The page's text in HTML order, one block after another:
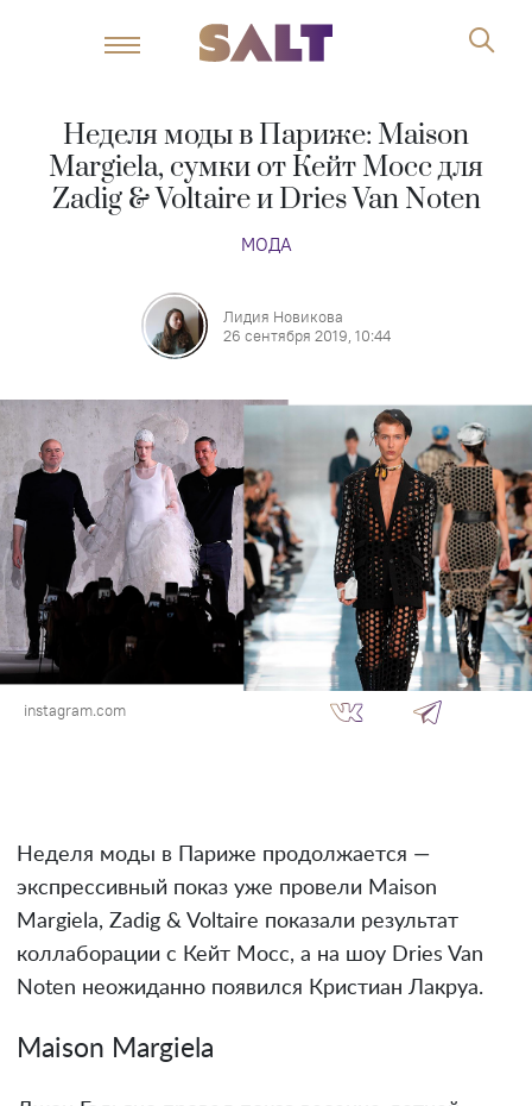
Неделя моды в Париже: Maison
Margiela, сумки от Кейт Мосс для
Zadig & Voltaire и Dries Van Noten
МОДА
Лидия Новикова
26 сентября 2019, 10:44
instagram.com
Неделя моды в Париже продолжается —
экспрессивный показ уже провели Maison
Margiela, Zadig & Voltaire показали результат
коллаборации с Кейт Мосс, а на шоу Dries Van
Noten неожиданно появился Кристиан Лакруа.
Maison Margiela